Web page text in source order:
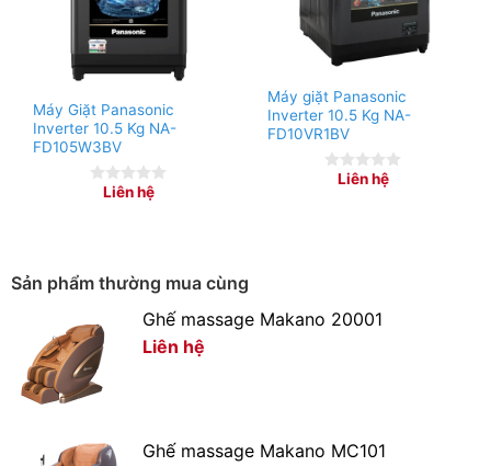
đặc, giúp thấm sâu vào từng sợi vải, dễ dàng đánh bay
cả những vết bẩn cứng đầu, đem lại hiệu quả sạch sâu
tốt nhất.
Máy Giặt Panasonic
Inverter 10.5 Kg NA-
FD105W3BV
Liên hệ
Máy giặt Panasonic
Inverter 10.5 Kg NA-
FD10VR1BV
Liên hệ
Sản phẩm thường mua cùng
Ghế massage Makano 20001
Liên hệ
Ghế massage Makano MC101